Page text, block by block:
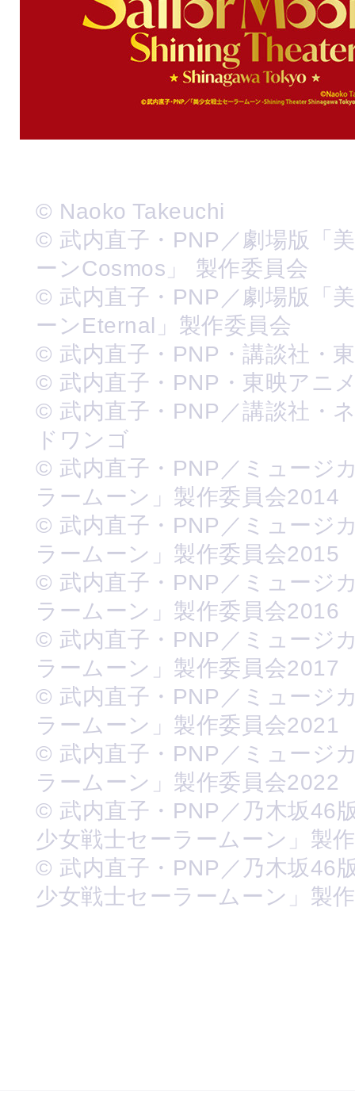
© Naoko Takeuchi
© 武内直子・PNP／劇場版「
ーンCosmos」 製作委員会
© 武内直子・PNP／劇場版「
ーンEternal」製作委員会
© 武内直子・PNP・講談社・
© 武内直子・PNP・東映アニ
© 武内直子・PNP／講談社・
ドワンゴ
© 武内直子・PNP／ミュージ
ラームーン」製作委員会2014
© 武内直子・PNP／ミュージ
ラームーン」製作委員会2015
© 武内直子・PNP／ミュージ
ラームーン」製作委員会2016
© 武内直子・PNP／ミュージ
ラームーン」製作委員会2017
© 武内直子・PNP／ミュージ
ラームーン」製作委員会2021
© 武内直子・PNP／ミュージ
ラームーン」製作委員会2022
© 武内直子・PNP／乃木坂46
少女戦士セーラームーン」製
© 武内直子・PNP／乃木坂46
少女戦士セーラームーン」製